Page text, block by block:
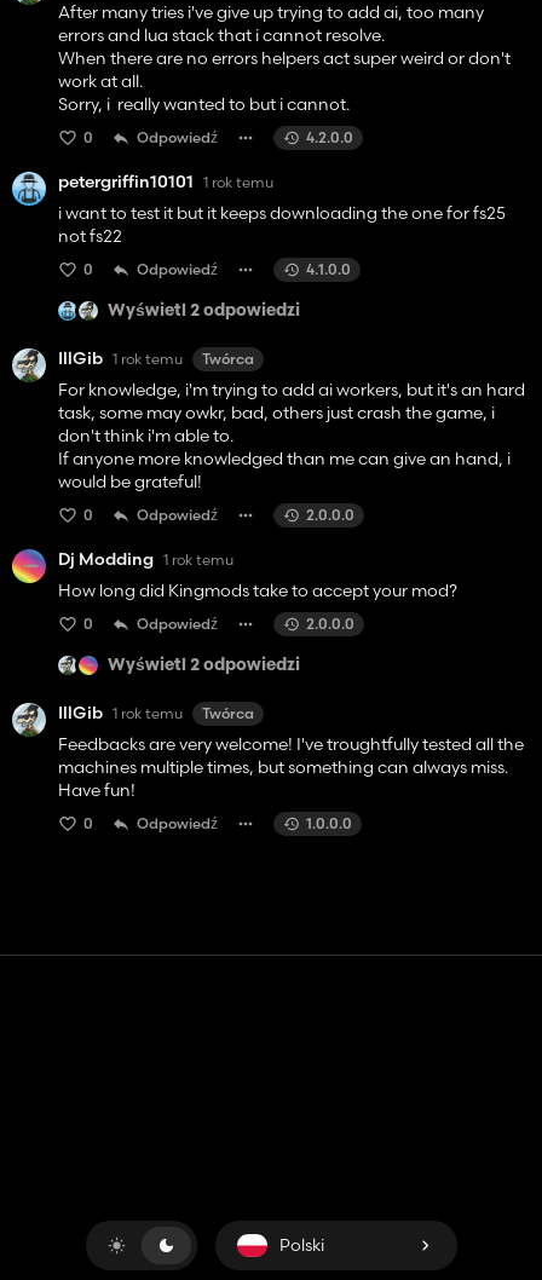
After many tries i've give up trying to add ai, too many
errors and lua stack that i cannot resolve.
When there are no errors helpers act super weird or don't
work at all.
Sorry, i really wanted to but i cannot.
0 Odpowiedź 4.2.0.0
petergriffin10101 1 rok temu
i want to test it but it keeps downloading the one for fs25
not fs22
0 Odpowiedź 4.1.0.0
Wyświetl 2 odpowiedzi
IllGib 1 rok temu Twórca
For knowledge, i'm trying to add ai workers, but it's an hard
task, some may owkr, bad, others just crash the game, i
don't think i'm able to.
If anyone more knowledged than me can give an hand, i
would be grateful!
0 Odpowiedź 2.0.0.0
Dj Modding 1 rok temu
How long did Kingmods take to accept your mod?
0 Odpowiedź 2.0.0.0
Wyświetl 2 odpowiedzi
IllGib 1 rok temu Twórca
Feedbacks are very welcome! I've troughtfully tested all the
machines multiple times, but something can always miss.
Have fun!
0 Odpowiedź 1.0.0.0
Polski